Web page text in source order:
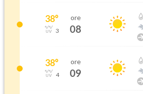
38°
3
ore
08
38°
4
ore
09